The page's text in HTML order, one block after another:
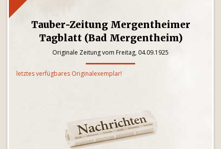
Tauber-Zeitung Mergentheimer
Tagblatt (Bad Mergentheim)
Originale Zeitung vom Freitag, 04.09.1925
letztes verfügbares Originalexemplar!